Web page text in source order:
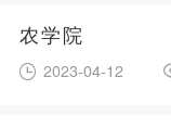
农学院
2023-04-12